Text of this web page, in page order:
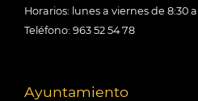
Horarios: lunes a viernes de 8:30
Teléfono: 963 52 54 78
Ayuntamiento